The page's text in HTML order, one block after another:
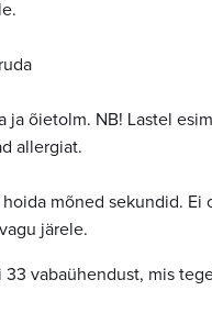
ja õietolm. NB! Lastel
allergiat.
mõned sekundid. Ei
järele.
vabaühendust, mis